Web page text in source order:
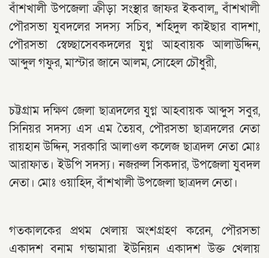
বাঁশখালী উপজেলা ক্রীড়া সংস্থার জাফর ইকবাল,, বাঁশখালী
পৌরসভা যুবদলের সদস্য সচিব, শহিদুল কাইছার বাদশা,
পৌরসভা স্বেচ্ছাসেবকদলের যুগ্ন আহবায়ক আলাউদ্দিন,
আব্দুল গফুর, মাস্টার জানে আলম, সোহেল চৌধুরী,
চট্টগ্রাম দক্ষিণ জেলা ছাত্রদলের যুগ্ন আহবায়ক আব্দুস সবুর,
সিনিয়র সদস্য এস এম তৈয়ব, পৌরসভা ছাত্রদলের নেতা
রায়হান উদ্দিন, সরকারি আলাওল কলেজ ছাত্রদল নেতা মোঃ
আরাফাত। ইউপি সদস্য। নজরুল সিকদার, উপজেলা যুবদল
নেতা। মোঃ ওয়াহিদ, বাঁশখালী উপজেলা ছাত্রদল নেতা।
গতকালকের প্রথম খেলায় অংশগ্রহণ করেন, পৌরসভা
একাদশ বনাম গন্ডামারা ইউনিয়ন একাদশ উক্ত খেলায়